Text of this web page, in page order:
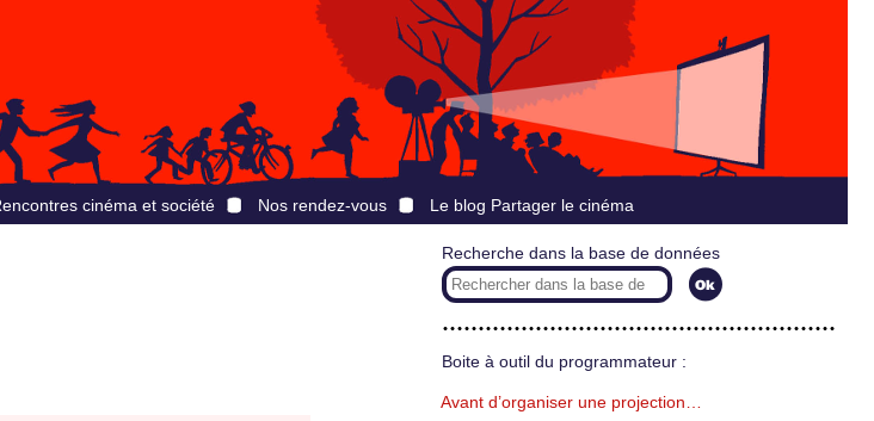
cinéma et société Nos rendez-vous Le blog Partager le cinéma
Recherche dans la base de données
Boite à outil du programmateur :
Avant d’organiser une projection…